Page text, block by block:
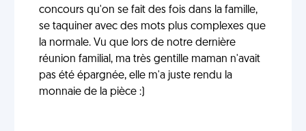
concours qu'on se fait des fois dans la famille,
se taquiner avec des mots plus complexes que
la normale. Vu que lors de notre dernière
réunion familial, ma très gentille maman n'avait
pas été épargnée, elle m'a juste rendu la
monnaie de la pièce :)